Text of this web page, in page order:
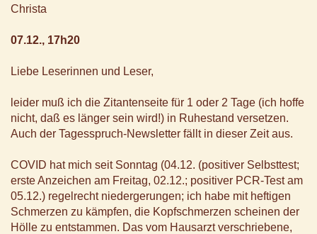
Christa
07.12., 17h20
Liebe Leserinnen und Leser,
leider muß ich die Zitantenseite für 1 oder 2 Tage (ich hoffe
nicht, daß es länger sein wird!) in Ruhestand versetzen.
Auch der Tagesspruch-Newsletter fällt in dieser Zeit aus.
COVID hat mich seit Sonntag (04.12. (positiver Selbsttest;
erste Anzeichen am Freitag, 02.12.; positiver PCR-Test am
05.12.) regelrecht niedergerungen; ich habe mit heftigen
Schmerzen zu kämpfen, die Kopfschmerzen scheinen der
Hölle zu entstammen. Das vom Hausarzt verschriebene,